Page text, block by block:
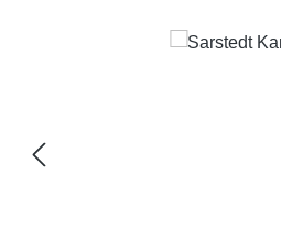
Bildergalerie überspringen